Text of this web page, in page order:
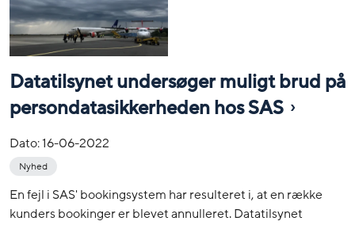
Datatilsynet undersøger muligt brud på
persondatasikkerheden hos SAS
Dato:16-06-2022
Nyhed
En fejl i SAS' bookingsystem har resulteret i, at en række
kunders bookinger er blevet annulleret. Datatilsynet